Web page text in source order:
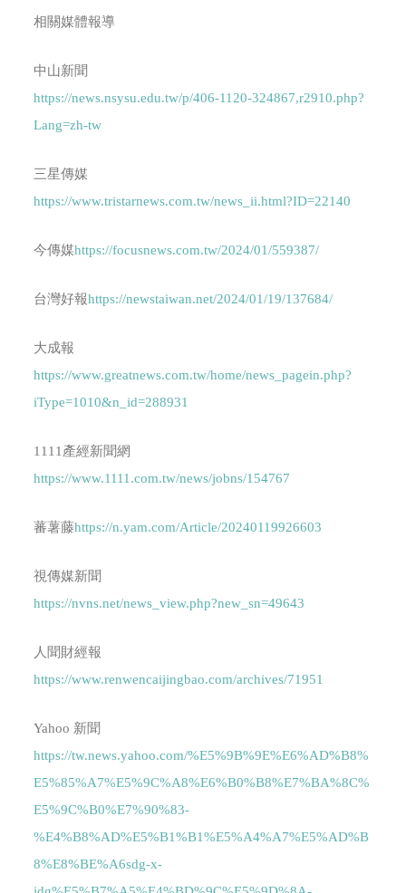
相關媒體報導
中山新聞
https://news.nsysu.edu.tw/p/406-1120-324867,r2910.php?
Lang=zh-tw
三星傳媒
https://www.tristarnews.com.tw/news_ii.html?ID=22140
今傳媒https://focusnews.com.tw/2024/01/559387/
台灣好報https://newstaiwan.net/2024/01/19/137684/
大成報
https://www.greatnews.com.tw/home/news_pagein.php?
iType=1010&n_id=288931
1111產經新聞網
https://www.1111.com.tw/news/jobns/154767
蕃薯藤https://n.yam.com/Article/20240119926603
視傳媒新聞
https://nvns.net/news_view.php?new_sn=49643
人聞財經報
https://www.renwencaijingbao.com/archives/71951
Yahoo 新聞
https://tw.news.yahoo.com/%E5%9B%9E%E6%AD%B8%
E5%85%A7%E5%9C%A8%E6%B0%B8%E7%BA%8C%
E5%9C%B0%E7%90%83-
%E4%B8%AD%E5%B1%B1%E5%A4%A7%E5%AD%B
8%E8%BE%A6sdg-x-